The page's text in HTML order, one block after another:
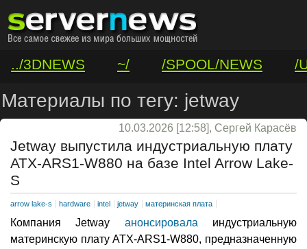
../3DNEWS ~/ /SPOOL/NEWS
/
/VAR/CONTACT
Материалы по тегу: jetway
10.03.2026 [12:58], Сергей Карасёв
Jetway выпустила индустриальную плату
ATX-ARS1-W880 на базе Intel Arrow Lake-
S
arrow lake-s hardware intel jetway материнская плата
Компания Jetway анонсировала индустриальную
материнскую плату ATX-ARS1-W880, предназначенную